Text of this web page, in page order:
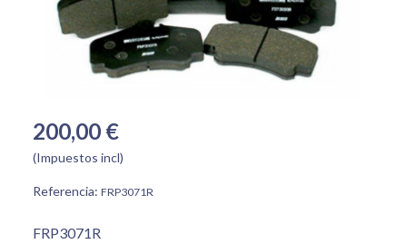
200,00 €
(Impuestos incl)
Referencia: FRP3071R
FRP3071R